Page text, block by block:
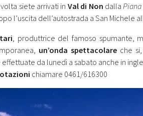
siete arrivati in Val di Non dalla
l’uscita dell’autostrada a San Michele
, produttrice del famoso spumante,
un’onda spettacolare che
effettuate da lunedì a sabato anche in
chiamare 0461/616300